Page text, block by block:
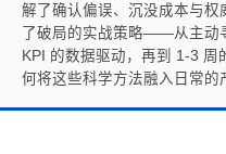
解了确认偏误、沉没成本与权
了破局的实战策略——从主动
KPI 的数据驱动，再到 1-3
何将这些科学方法融入日常的